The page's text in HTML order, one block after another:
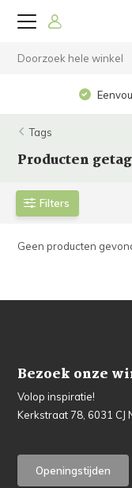
Tags
Producten
Filters
Geen producten
Bezoek onze
Volop inspiratie!
Kerkstraat 78, 6031 CJ
Openingstijden